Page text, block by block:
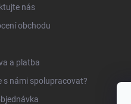
nás
obchodu
a platba
s námi spolupracovat?